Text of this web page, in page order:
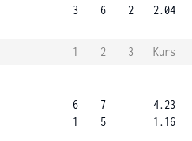
3
6
2
2.04
1 2 3
Kurs
6
1
7
5
4.23
1.16